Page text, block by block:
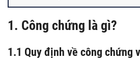
1. Công chứng là gì?
1.1 Quy định về công chứng